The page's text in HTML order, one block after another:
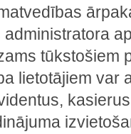
administratora
tūkstošiem
lietotājiem var